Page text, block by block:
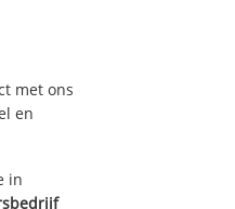
met ons
en
in